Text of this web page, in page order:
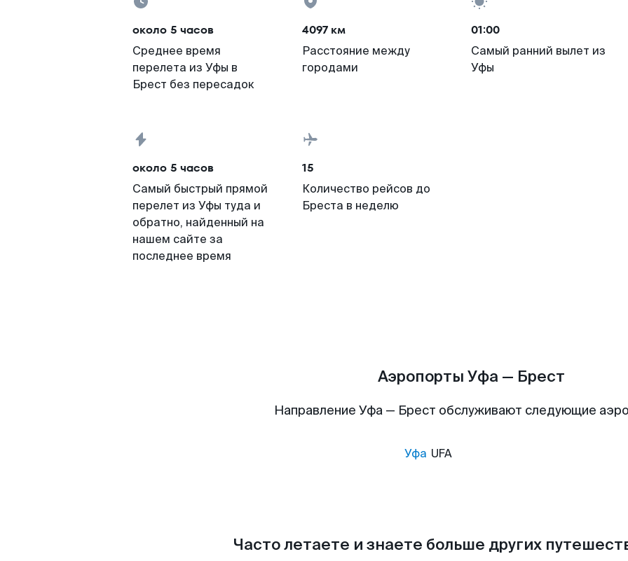
около 5 часов
Среднее время
перелета из Уфы в
Брест без пересадок
4097 км
Расстояние между
городами
01:00
Самый ранний вылет из
Уфы
около 5 часов
Самый быстрый прямой
перелет из Уфы туда и
обратно, найденный на
нашем сайте за
последнее время
15
Количество рейсов до
Бреста в неделю
Аэропорты Уфа — Брест
Направление Уфа — Брест обслуживают следующие
Уфа UFA
Часто летаете и знаете больше других